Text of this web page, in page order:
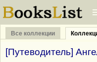
Все коллекции
[Путеводитель]